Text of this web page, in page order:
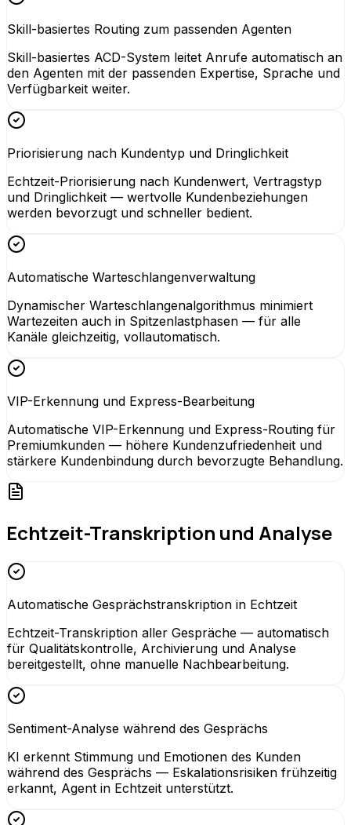
Skill-basiertes Routing zum passenden Agenten
Skill-basiertes ACD-System leitet Anrufe automatisch an
den Agenten mit der passenden Expertise, Sprache und
Verfügbarkeit weiter.
Priorisierung nach Kundentyp und Dringlichkeit
Echtzeit-Priorisierung nach Kundenwert, Vertragstyp
und Dringlichkeit — wertvolle Kundenbeziehungen
werden bevorzugt und schneller bedient.
Automatische Warteschlangenverwaltung
Dynamischer Warteschlangenalgorithmus minimiert
Wartezeiten auch in Spitzenlastphasen — für alle
Kanäle gleichzeitig, vollautomatisch.
VIP-Erkennung und Express-Bearbeitung
Automatische VIP-Erkennung und Express-Routing für
Premiumkunden — höhere Kundenzufriedenheit und
stärkere Kundenbindung durch bevorzugte Behandlung.
Echtzeit-Transkription und Analyse
Automatische Gesprächstranskription in Echtzeit
Echtzeit-Transkription aller Gespräche — automatisch
für Qualitätskontrolle, Archivierung und Analyse
bereitgestellt, ohne manuelle Nachbearbeitung.
Sentiment-Analyse während des Gesprächs
KI erkennt Stimmung und Emotionen des Kunden
während des Gesprächs — Eskalationsrisiken frühzeitig
erkannt, Agent in Echtzeit unterstützt.